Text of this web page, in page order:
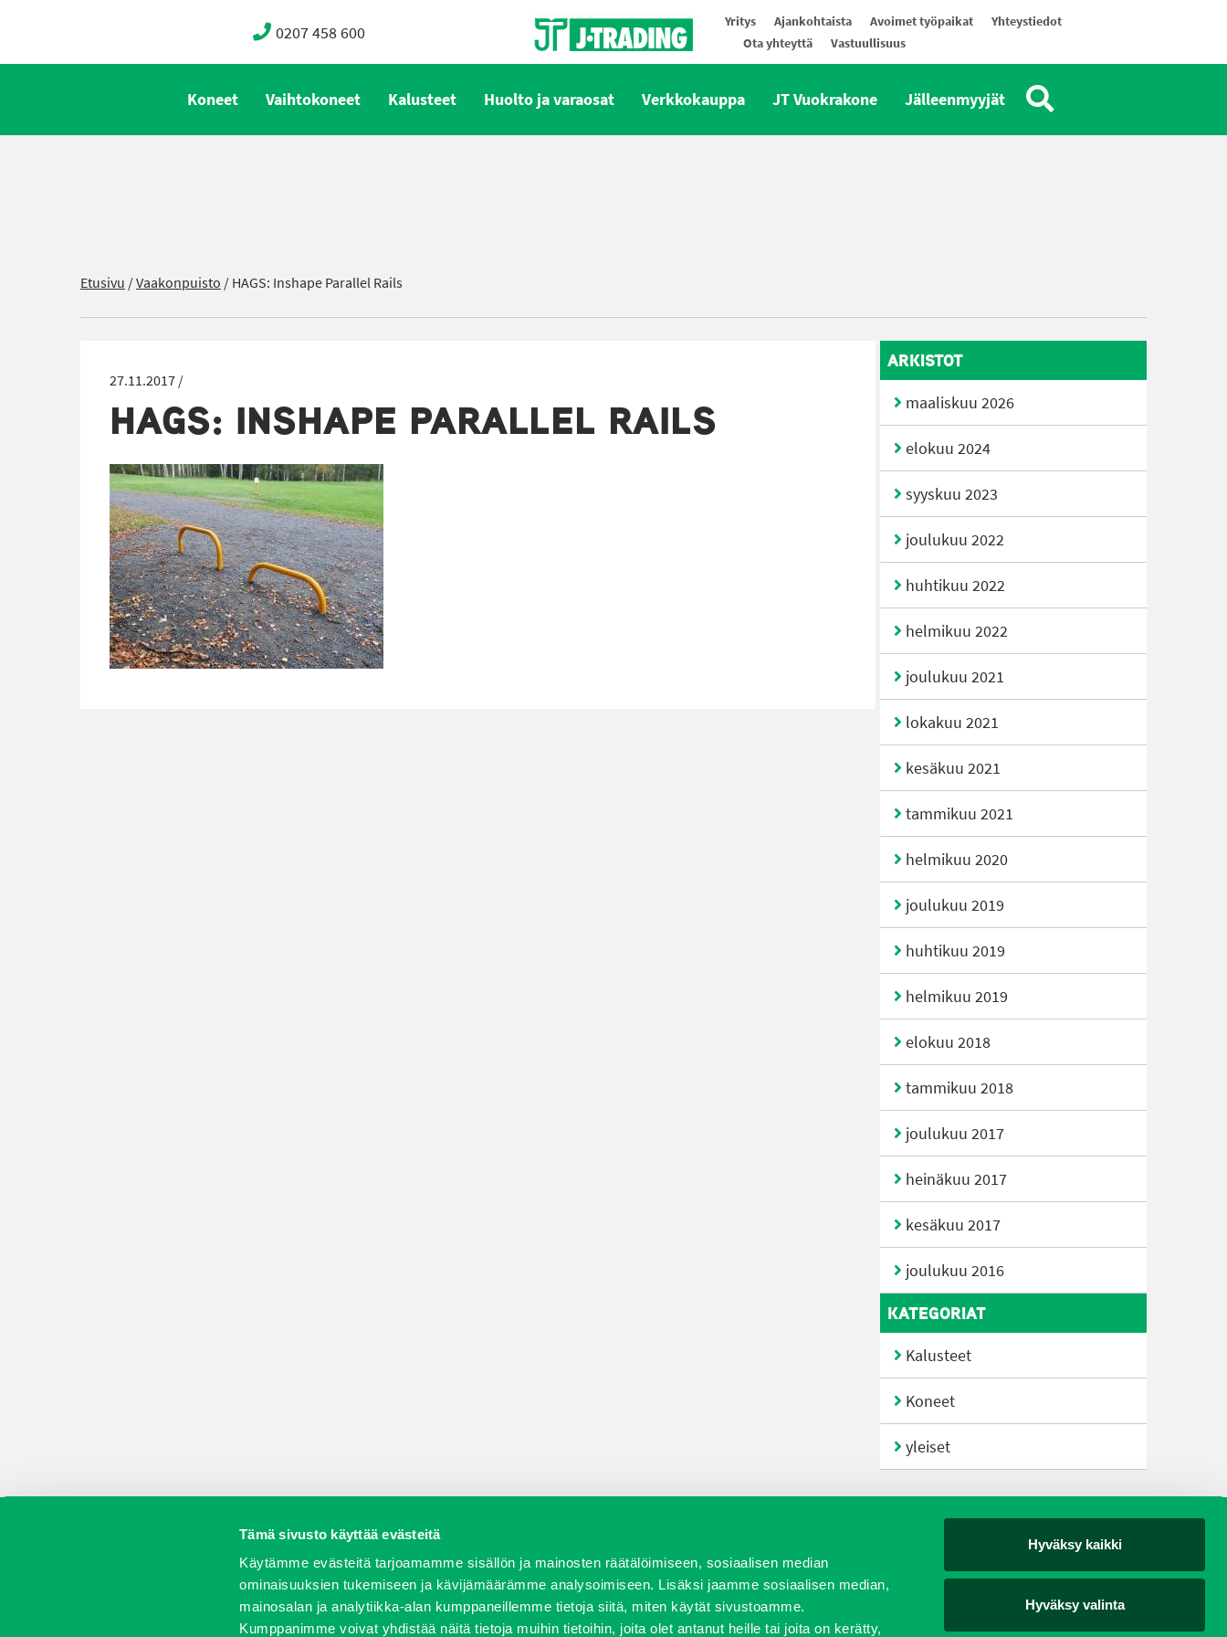
Tämä sivusto käyttää evästeitä
Käytämme evästeitä tarjoamamme sisällön ja mainosten räätälöimiseen, sosiaalisen median
ominaisuuksien tukemiseen ja kävijämäärämme analysoimiseen. Lisäksi jaamme sosiaalisen median,
mainosalan ja analytiikka-alan kumppaneillemme tietoja siitä, miten käytät sivustoamme.
Kumppanimme voivat yhdistää näitä tietoja muihin tietoihin, joita olet antanut heille tai joita on kerätty,
Hyväksy kaikki
Hyväksy valinta
0207 458 600 Yritys Ajankohtaista Avoimet työpaikat
Yhteystiedot
Ota yhteyttä
Vastuullisuus
Koneet Vaihtokoneet Kalusteet Huolto ja varaosat Verkkokauppa JT Vuokrakone Jälleenmyyjät
Etusivu /Vaakonpuisto /HAGS: Inshape Parallel Rails
27.11.2017 /
HAGS: INSHAPE PARALLEL RAILS
ARKISTOT
maaliskuu 2026
elokuu 2024
syyskuu 2023
joulukuu 2022
huhtikuu 2022
helmikuu 2022
joulukuu 2021
lokakuu 2021
kesäkuu 2021
tammikuu 2021
helmikuu 2020
joulukuu 2019
huhtikuu 2019
helmikuu 2019
elokuu 2018
tammikuu 2018
joulukuu 2017
heinäkuu 2017
kesäkuu 2017
joulukuu 2016
KATEGORIAT
Kalusteet
Koneet
yleiset
Vaihtokoneet Kalusteet Huolto ja varaosat Verkkokauppa JT Vuokrakone Jälleenmyyjät